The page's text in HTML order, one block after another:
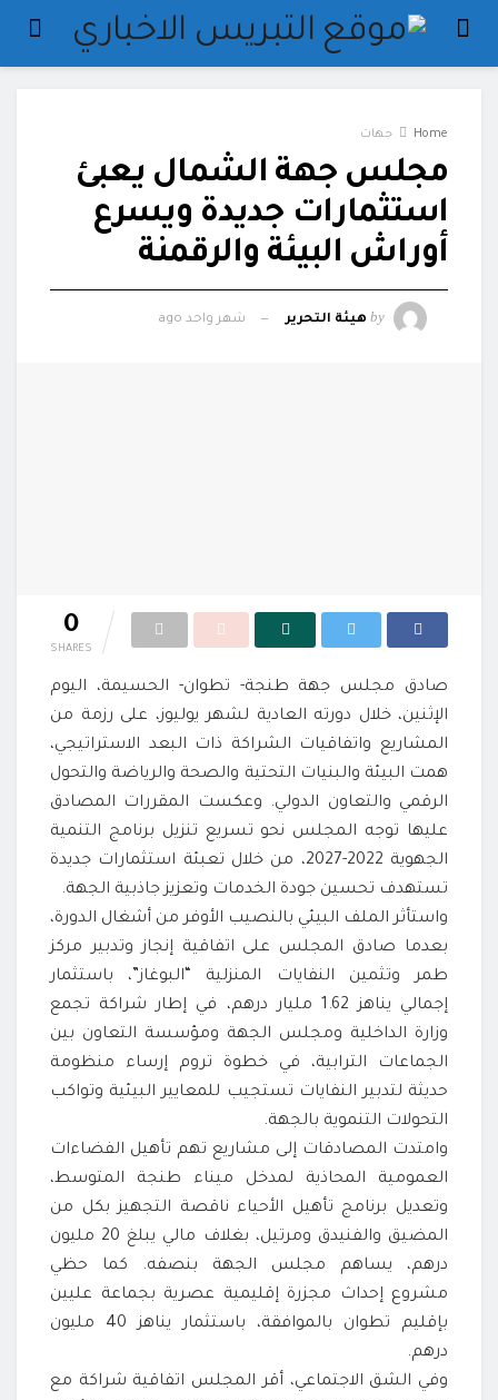
Home جهات
مجلس جهة الشمال يعبئ
استثمارات جديدة ويسرع
أوراش البيئة والرقمنة
by هيئة التحرير شهر واحد ago
0
SHARES
صادق مجلس جهة طنجة- تطوان- الحسيمة، اليوم
الإثنين، خلال دورته العادية لشهر يوليوز، على رزمة من
المشاريع واتفاقيات الشراكة ذات البعد الاستراتيجي،
همت البيئة والبنيات التحتية والصحة والرياضة والتحول
الرقمي والتعاون الدولي. وعكست المقررات المصادق
عليها توجه المجلس نحو تسريع تنزيل برنامج التنمية
الجهوية 2022-2027، من خلال تعبئة استثمارات جديدة
تستهدف تحسين جودة الخدمات وتعزيز جاذبية الجهة.
واستأثر الملف البيئي بالنصيب الأوفر من أشغال الدورة،
بعدما صادق المجلس على اتفاقية إنجاز وتدبير مركز
طمر وتثمين النفايات المنزلية “البوغاز”، باستثمار
إجمالي يناهز 1.62 مليار درهم، في إطار شراكة تجمع
وزارة الداخلية ومجلس الجهة ومؤسسة التعاون بين
الجماعات الترابية، في خطوة تروم إرساء منظومة
حديثة لتدبير النفايات تستجيب للمعايير البيئية وتواكب
التحولات التنموية بالجهة.
وامتدت المصادقات إلى مشاريع تهم تأهيل الفضاءات
العمومية المحاذية لمدخل ميناء طنجة المتوسط،
وتعديل برنامج تأهيل الأحياء ناقصة التجهيز بكل من
المضيق والفنيدق ومرتيل، بغلاف مالي يبلغ 20 مليون
درهم، يساهم مجلس الجهة بنصفه. كما حظي
مشروع إحداث مجزرة إقليمية عصرية بجماعة عليين
بإقليم تطوان بالموافقة، باستثمار يناهز 40 مليون
درهم.
وفي الشق الاجتماعي، أقر المجلس اتفاقية شراكة مع